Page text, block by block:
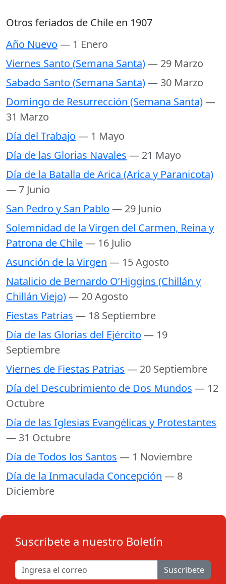
Otros feriados de Chile en 1907
Año Nuevo — 1 Enero
Viernes Santo (Semana Santa)— 29 Marzo
Sabado Santo (Semana Santa)— 30 Marzo
Domingo de Resurrección (Semana Santa)—
31 Marzo
Día del Trabajo — 1 Mayo
Día de las Glorias Navales — 21 Mayo
Día de la Batalla de Arica (Arica y Paranicota)
— 7 Junio
San Pedro y San Pablo — 29 Junio
Solemnidad de la Virgen del Carmen, Reina y
Patrona de Chile— 16 Julio
Asunción de la Virgen — 15 Agosto
Natalicio de Bernardo O’Higgins (Chillán y
Chillán Viejo)— 20 Agosto
Fiestas Patrias — 18 Septiembre
Día de las Glorias del Ejército — 19
Septiembre
Viernes de Fiestas Patrias — 20 Septiembre
Día del Descubrimiento de Dos Mundos — 12
Octubre
Día de las Iglesias Evangélicas y Protestantes
— 31 Octubre
Día de Todos los Santos — 1 Noviembre
Día de la Inmaculada Concepción — 8
Diciembre
Suscribete a nuestro Boletín
Suscribete